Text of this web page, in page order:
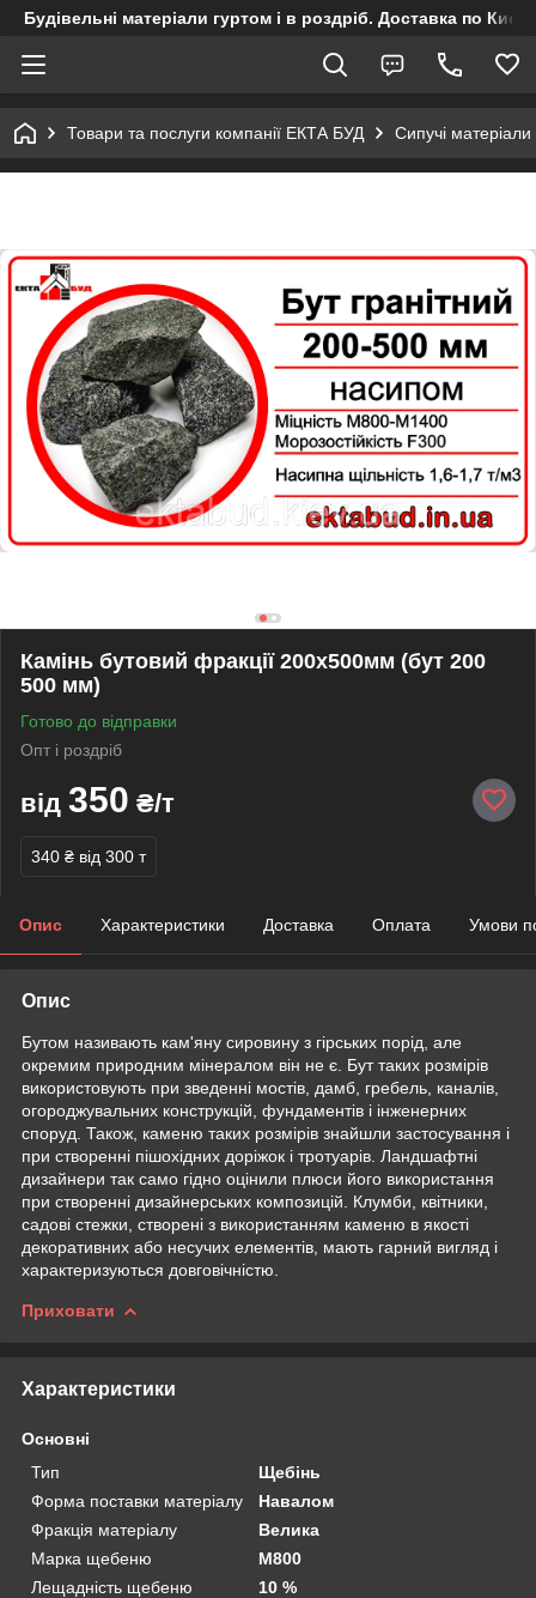
Будівельні матеріали гуртом і в роздріб. Доставка по
Товари та послуги компанії ЕКТА БУД Сипучі матеріали
Камінь бутовий фракції 200х500мм (бут 200
500 мм)
Готово до відправки
Опт і роздріб
від 350 ₴/т
340 ₴ від 300 т
Опис Характеристики Доставка Оплата Умови
Опис
Бутом називають кам'яну сировину з гірських порід, але
окремим природним мінералом він не є. Бут таких розмірів
використовують при зведенні мостів, дамб, гребель, каналів,
огороджувальних конструкцій, фундаментів і інженерних
споруд. Також, каменю таких розмірів знайшли застосування і
при створенні пішохідних доріжок і тротуарів. Ландшафтні
дизайнери так само гідно оцінили плюси його використання
при створенні дизайнерських композицій. Клумби, квітники,
садові стежки, створені з використанням каменю в якості
декоративних або несучих елементів, мають гарний вигляд і
характеризуються довговічністю.
Приховати
Характеристики
Основні
Тип
Щебінь
Форма поставки матеріалу
Навалом
Фракція матеріалу
Велика
Марка щебеню
М800
Лещадність щебеню
10 %